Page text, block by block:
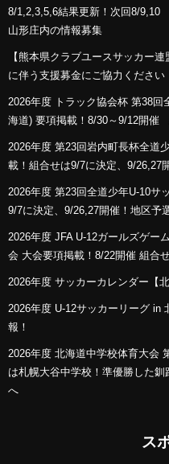
8/1,2,3,5,6結果更新！次回8/
山形庄内の情報募集
【熊本県クラブユースサッカー
に伴う支援募金にご協力ください
2026年度 トラック協会杯 第38回
海道) 要項掲載！8/30～9/12開催
2026年度 第23回岩内町長杯全道
載！組合せは9/7に決定、9/26,27
2026年度 第23回全道少年U-10サ
9/7に決定、9/26,27開催！地区予
2026年度 JFA U-12ガールズゲー
会 大会要項掲載！8/22開催 組合
2026年度 サッカーカレンダー【
2026年度 U-12サッカーリーグ
報！
2026年度 北海道中学校体育大会
は札幌大谷中学校！準優勝した
へ
ス